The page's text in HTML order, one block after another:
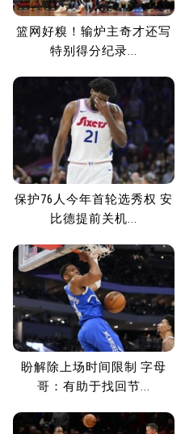
篮网好糗！输炉主奇才还写
特别得分纪录...
保护76人今年首轮选秀权 安
比德提前关机...
盼解除上场时间限制 字母
哥：有助于找回节...